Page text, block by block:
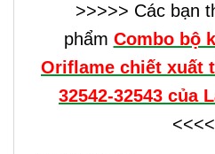
>>>>> Các bạn
phẩm Combo bộ
Oriflame chiết xuất
32542-32543 của